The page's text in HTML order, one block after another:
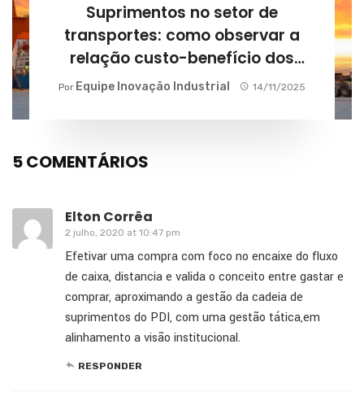
Suprimentos no setor de
transportes: como observar a
relação custo-benefício dos
fornecedores?
Por Equipe Inovação Industrial 14/11/2025
5 COMENTÁRIOS
Elton Corrêa
2 julho, 2020 at 10:47 pm
Efetivar uma compra com foco no encaixe do fluxo
de caixa, distancia e valida o conceito entre gastar e
comprar, aproximando a gestão da cadeia de
suprimentos do PDI, com uma gestão tática,em
alinhamento a visão institucional.
RESPONDER